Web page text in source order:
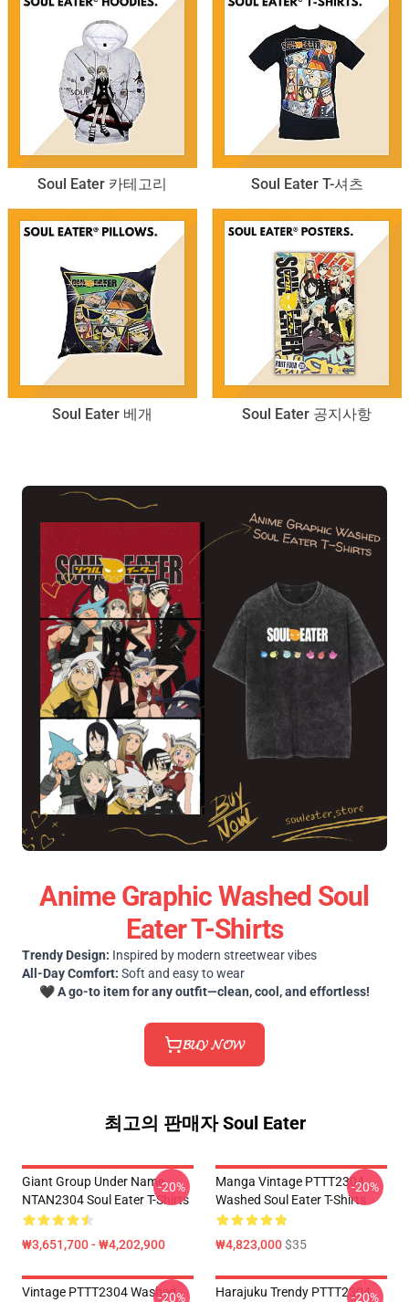
Soul Eater 카테고리 Soul Eater T-셔츠
Soul Eater 베개 Soul Eater 공지사항
Anime Graphic Washed Soul
Eater T-Shirts
Trendy Design: Inspired by modern streetwear vibes
All-Day Comfort: Soft and easy to wear
🖤A go-to item for any outfit—clean, cool, and effortless!
𝓑𝓤𝓨 𝓝𝓞𝓦
최고의 판매자 Soul Eater
Giant Group Under Name
NTAN2304 Soul Eater T-Shirts
₩3,651,700 - ₩4,202,900
-20%
Manga Vintage PTTT2304
Washed Soul Eater T-Shirts
₩4,823,000$35
-20%
Vintage PTTT2304 Washed
-20% Harajuku Trendy PTTT2304
-20%